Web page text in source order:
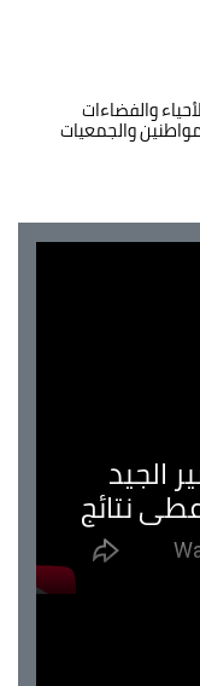
والفضاءات
والجمعيات
نتائج